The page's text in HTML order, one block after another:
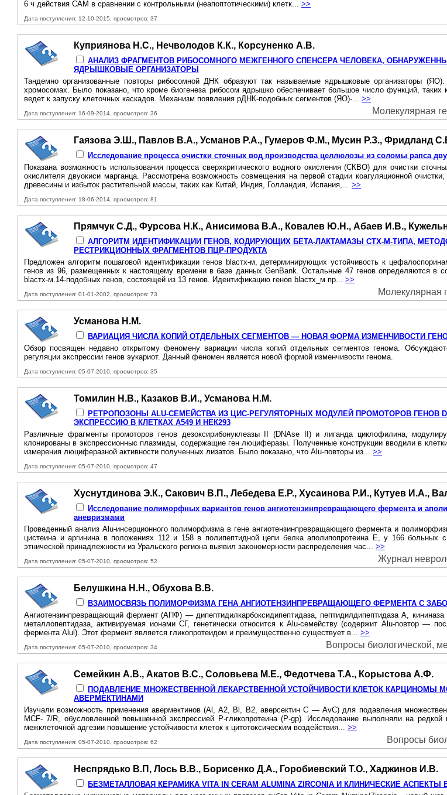
6 ч действия САМ в сравнении с контрольными (неапоптотическими) клетк... >>
Дата поступления: 12-10-2015, просмотров: 37
Куприянова Н.С., Нечволодов К.К., Корсуненко А.В.
АНАЛИЗ ФРАГМЕНТОВ РИБОСОМНОГО МЕЖГЕННОГО СПЕНСЕРА ЧЕЛОВЕКА,
ЯДРЫШКОВЫЕ ОРГАНИЗАТОРЫ
Тандемно организованные повторы рибосомной ДНК образуют так называемые ядрышковые организаторы
хромосомах. Было показано, что кроме биогенеза рибосом ядрышко обеспечивает большое число функций, таких
ведет к запуску клеточных каскадов. Механизм появления рДНК-подобных сегментов (ЯО)-... >>
Дата поступления: 16-09-2014, просмотров: 36 Молекулярная
Гаязова Э.Ш., Павлов В.А., Усманов Р.А., Гумеров Ф.М., Мусин Р.З., Фридланд
Исследование процесса очистки сточных вод производства целлюлозы из соломы рапса
Показана возможность использования процесса сверхкритического водного окисления (СКВО) для очистки
окислителя двуокиси марганца. Рассмотрена возможность совмещения на первой стадии коагуляционной
древесины и избыток растительной массы, таких как Китай, Индия, Голландия, Испания,... >>
Дата поступления: 18-06-2014, просмотров: 81
Прямчук С.Д., Фурсова Н.К., Анисимова В.А., Ковалев Ю.Н., Абаев И.В.,
АЛГОРИТМ ИДЕНТИФИКАЦИИ ГЕНОВ, КОДИРУЮЩИХ БЕТА-ЛАКТАМАЗЫ СТХ-М-ТИПА,
РЕСТРИКЦИОННЫХ ФРАГМЕНТОВ ПЦР-ПРОДУКТА
Предложен алгоритм пошаговой идентификации генов blастх-м, детерминирующих устойчивость к
генов из 96, размещенных к настоящему времени в базе данных GenBank. Остальные 47 генов определяются в
blастх-м.14-подобных генов, состоящей из 13 генов. Идентификацию генов blастх_м пр... >>
Дата поступления: 01-01-2002, просмотров: 73 Молекулярная
Усманова Н.М.
ВАРИАЦИЯ ЧИСЛА КОПИЙ ОТДЕЛЬНЫХ СЕГМЕНТОВ — НОВАЯ ФОРМА ИЗМЕНЧИВОСТИ
Обзор посвящен недавно открытому феномену вариации числа копий отдельных сегментов генома.
регуляции экспрессии генов эукариот. Данный феномен является новой формой изменчивости генома.
Дата поступления: 05-07-2010, просмотров: 35
Томилин Н.В., Казаков В.И., Усманова Н.М.
РЕТРОПОЗОНЫ ALU-СЕМЕЙСТВА ИЗ ЦИС-РЕГУЛЯТОРНЫХ МОДУЛЕЙ ПРОМОТОРОВ ГЕНОВ
ЭКСПРЕССИЮ В КЛЕТКАХ А549 И НЕК293
Различные фрагменты промоторов генов дезоксирибонуклеазы II (DNAse II) и лиганда циклофилина,
клонированы в экспрессионныс плазмиды, содержащие ген люциферазы. Полученные конструкции вводили в
измерения люциферазной активности полученных лизатов. Было показано, что Alu-повторы из... >>
Дата поступления: 05-07-2010, просмотров: 47
Хуснутдинова Э.К., Сакович В.П., Лебедева Е.Р., Хусаинова Р.И., Кутуев И.А.,
Исследование полиморфных вариантов генов ангиотензинпревращающего фермента и
аневризмами
Проведенный анализ Alu-инсерционного полиморфизма в гене ангиотензинпревращающего фермента и
цистеина и аргинина в положениях 112 и 158 в полипептидной цепи белка аполипопротеина Е, у 166 больных
этнической принадлежности из Уральского региона выявил закономерности распределения час... >>
Дата поступления: 05-07-2010, просмотров: 52 Журнал
Белушкина Н.Н., Обухова В.В.
ВЗАИМОСВЯЗЬ ПОЛИМОРФИЗМА ГЕНА АНГИОТЕНЗИНПРЕВРАЩАЮЩЕГО ФЕРМЕНТА С
Ангиотензинпревращающий фермент (АПФ) — дипептидилкарбоксидипептидаза, пептидилдипептидаза А,
металлопептидаза, активируемая ионами СГ, генетически относится к Alu-семейству (содержит Alu-повтор —
фермента Alul). Этот фермент является гликопротеидом и преимущественно существует в... >>
Дата поступления: 05-07-2010, просмотров: 34 Вопросы биологической,
Семейкин А.В., Акатов В.С., Соловьева М.Е., Федотчева Т.А., Корыстова А.Ф.
ПОДАВЛЕНИЕ МНОЖЕСТВЕННОЙ ЛЕКАРСТВЕННОЙ УСТОЙЧИВОСТИ КЛЕТОК КАРЦИНОМЫ
АВЕРМЕКТИНАМИ
Изучали возможность применения авермектинов (Al, A2, Bl, В2, аверсектин С — AvC) для подавления
MCF- 7/R, обусловленной повышенной экспрессией Р-гликопротеина (P-gp). Исследование выполняли на
межклеточной адгезии повышение устойчивости клеток к цитотоксическим воздействия... >>
Дата поступления: 05-07-2010, просмотров: 62 Вопросы
Неспрядько В.П, Лось В.В., Борисенко Д.А., Горобиевский Т.О., Хаджинов И.В.
БЕЗМЕТАЛЛОВАЯ КЕРАМИКА VITA IN CERAM ALUMINA ZIRCONIA И КЛИНИЧЕСКИЕ